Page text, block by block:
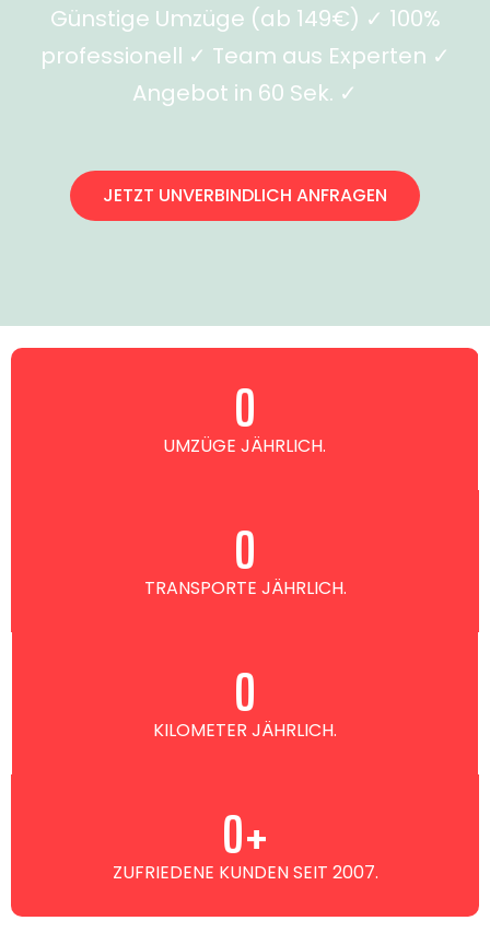
Günstige Umzüge (ab 149€) ✓ 100%
professionell ✓ Team aus Experten ✓
Angebot in 60 Sek. ✓
JETZT UNVERBINDLICH ANFRAGEN
UMZÜGE JÄHRLICH.
0
TRANSPORTE JÄHRLICH.
0
KILOMETER JÄHRLICH.
0
ZUFRIEDENE KUNDEN SEIT 2007.
0+